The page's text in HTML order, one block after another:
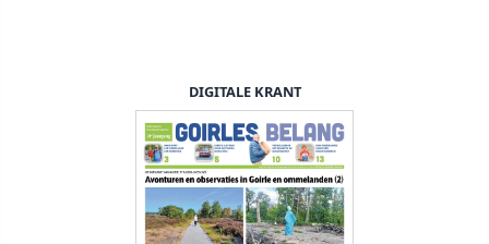
DIGITALE KRANT